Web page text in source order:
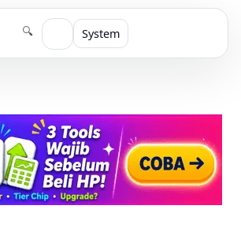
🔍 System